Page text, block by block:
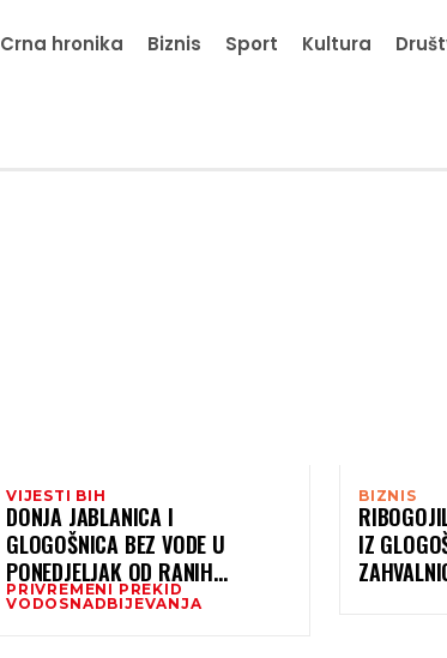
Crna hronika Biznis Sport Kultura
VIJESTI BIH
DONJA JABLANICA I
GLOGOŠNICA BEZ VODE U
PONEDJELJAK OD RANIH
JUTARNJIH SATI
PRIVREMENI PREKID
VODOSNADBIJEVANJA
BIZNIS
IZ